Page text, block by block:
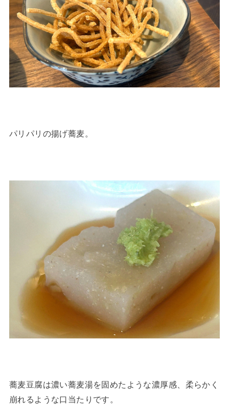
パリパリの揚げ蕎麦。
蕎麦豆腐は濃い蕎麦湯を固めたような濃厚感、柔らかく
崩れるような口当たりです。